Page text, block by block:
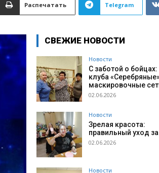
Распечатать Telegram
СВЕЖИЕ НОВОСТИ
Новости
С заботой о
клуба
маскировочные
02.06.2026
Новости
Зрелая красота:
правильный уход
02.06.2026
Новости